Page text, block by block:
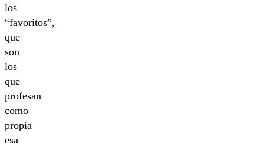
los
“favoritos”,
que
son
los
que
profesan
como
propia
esa